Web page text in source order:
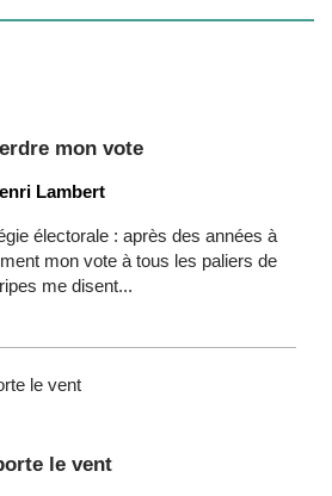
mon vote
Lambert
électorale : après des années à
mon vote à tous les paliers de
me disent...
le vent